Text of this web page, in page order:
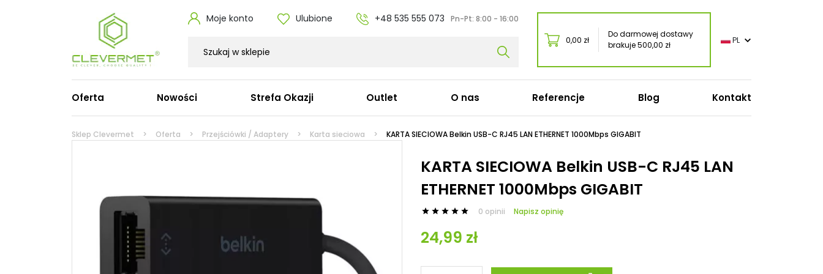
Moje konto Ulubione +48 535 555 073 Pn-Pt: 8:00 - 16:00
0,00 zł
Do darmowej dostawy
brakuje 500,00 zł
PL
Oferta
Zasilacze do laptopa
Zasilacze do MacBooka Apple
Zasilacze do laptopa Acer
Zasilacze do laptopa Asus
Zasilacze do laptopa Microsoft
Zasilacze do laptopa Toshiba
Zasilacze do laptopa Fujitsu
Kable zasilające
Kabel zasilający do komputera C13
Kabel serwerowy C19
Kabel konsolowy Cisco (C15)
Stacje dokujące
Stacje dokujące Dell
Stacje dokujące HP
Stacje dokujące Lenovo
Stacje dokujące Microsoft
Stacje dokujące Targus
Stacje dokujące Apple
Nowości Strefa Okazji Outlet O nas Referencje Blog Kontakt
Sklep Clevermet Oferta Przejściówki / Adaptery Karta sieciowa KARTA SIECIOWA Belkin USB-C RJ45 LAN ETHERNET 1000Mbps GIGABIT
KARTA SIECIOWA Belkin USB-C RJ45 LAN
ETHERNET 1000Mbps GIGABIT
     0 opinii Napisz opinię
24,99 zł